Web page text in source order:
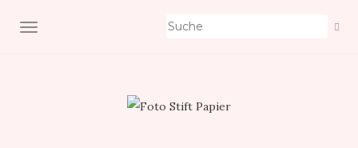
NAVIGATION EIN-/AUSSCHALTEN